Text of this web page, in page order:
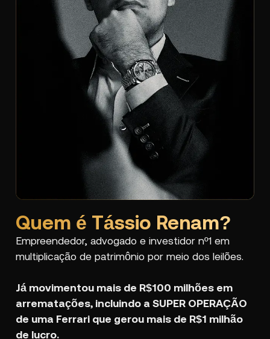
Quem é Tássio Renam?
Empreendedor, advogado e investidor nº1 em
multiplicação de patrimônio por meio dos leilões.
Já movimentou mais de R$100 milhões em
arrematações, incluindo a SUPER OPERAÇÃO
de uma Ferrari que gerou mais de R$1 milhão
de lucro.